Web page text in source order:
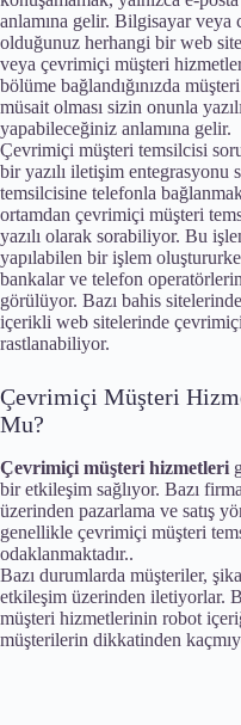
anlamına gelir. Bilgisayar
olduğunuz herhangi bir web
veya çevrimiçi müşteri
bölüme bağlandığınızda
müsait olması sizin onunla
yapabileceğiniz anlamına gelir.
Çevrimiçi müşteri temsilcisi
bir yazılı iletişim entegrasyonu
temsilcisine telefonla
ortamdan çevrimiçi müşteri
yazılı olarak sorabiliyor. Bu
yapılabilen bir işlem
bankalar ve telefon
görülüyor. Bazı bahis
içerikli web sitelerinde
rastlanabiliyor.
Çevrimiçi Müşteri
Mu?
Çevrimiçi müşteri hizmetleri
bir etkileşim sağlıyor. Bazı
üzerinden pazarlama ve satış
genellikle çevrimiçi müşteri
odaklanmaktadır..
Bazı durumlarda müşteriler,
etkileşim üzerinden iletiyorlar.
müşteri hizmetlerinin robot
müşterilerin dikkatinden